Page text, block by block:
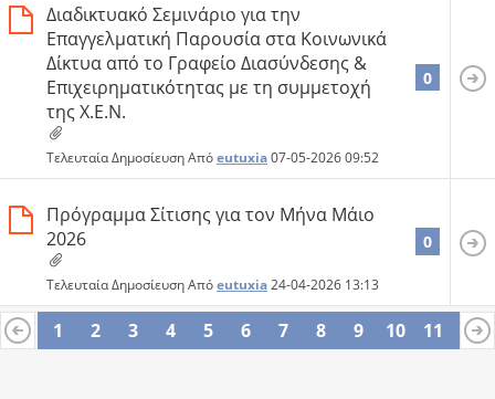
Διαδικτυακό Σεμινάριο για την
Επαγγελματική Παρουσία στα Κοινωνικά
Δίκτυα από το Γραφείο Διασύνδεσης &
Επιχειρηματικότητας με τη συμμετοχή
της Χ.Ε.Ν.
Τελευταία Δημοσίευση Απόeutuxia07-05-202609:52
0
Πρόγραμμα Σίτισης για τον Μήνα Μάιο
2026
Τελευταία Δημοσίευση Απόeutuxia24-04-2026 13:13
0
1 2 3 4 5 6 7 8 9 10 11
12